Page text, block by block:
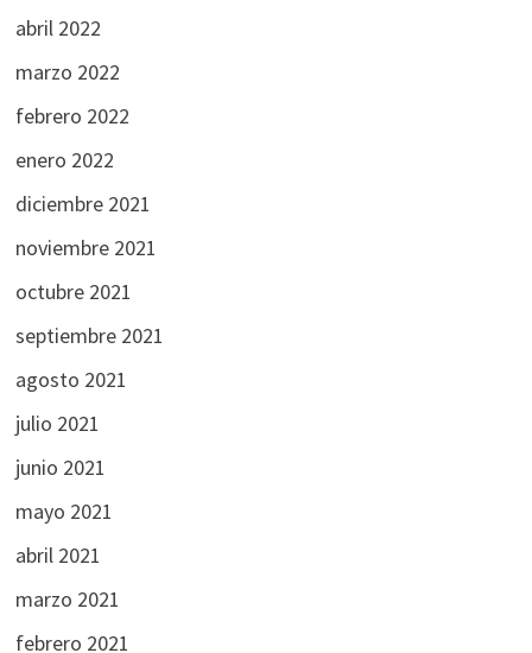
abril 2022
marzo 2022
febrero 2022
enero 2022
diciembre 2021
noviembre 2021
octubre 2021
septiembre 2021
agosto 2021
julio 2021
junio 2021
mayo 2021
abril 2021
marzo 2021
febrero 2021